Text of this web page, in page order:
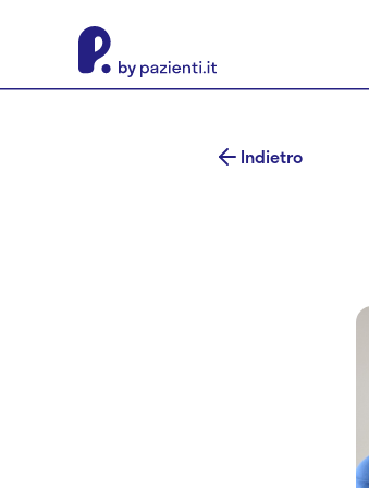
Indietro